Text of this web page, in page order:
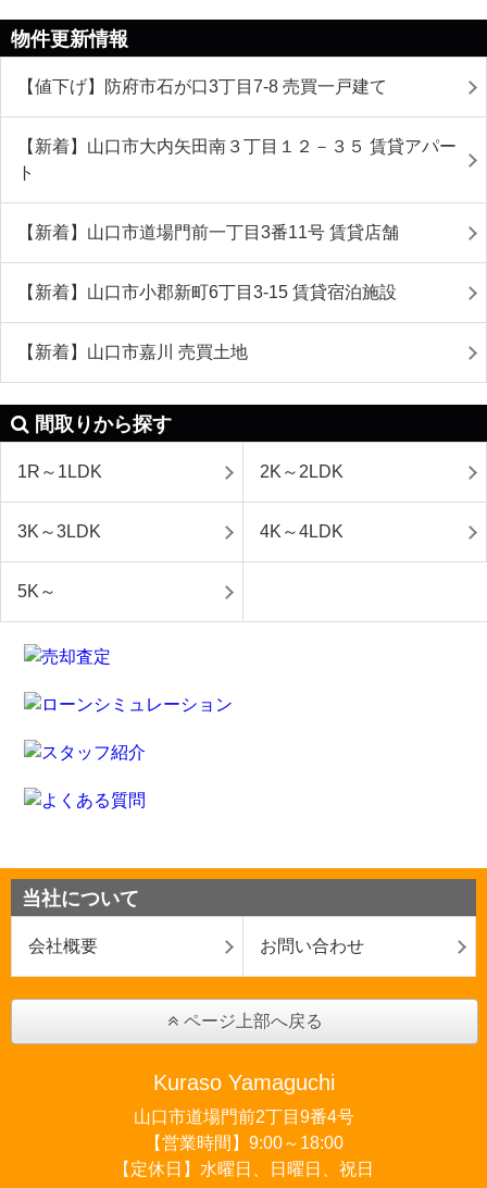
物件更新情報
【値下げ】防府市石が口3丁目7-8 売買一戸建て
【新着】山口市大内矢田南３丁目１２－３５ 賃貸アパー
ト
【新着】山口市道場門前一丁目3番11号 賃貸店舗
【新着】山口市小郡新町6丁目3-15 賃貸宿泊施設
【新着】山口市嘉川 売買土地
間取りから探す
1R～1LDK 2K～2LDK
3K～3LDK 4K～4LDK
5K～
当社について
会社概要 お問い合わせ
ページ上部へ戻る
Kuraso Yamaguchi
山口市道場門前2丁目9番4号
【営業時間】9:00～18:00
【定休日】水曜日、日曜日、祝日